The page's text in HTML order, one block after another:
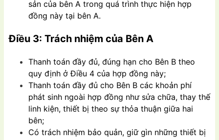
sản của bên A trong quá trình thực hiện hợp
đồng này tại bên A.
Điều 3: Trách nhiệm của Bên A
Thanh toán đầy đủ, đúng hạn cho Bên B theo
quy định ở Điều 4 của hợp đồng này;
Thanh toán đầy đủ cho Bên B các khoản phí
phát sinh ngoài hợp đồng như sửa chữa, thay thế
linh kiện, thiết bị theo sự thỏa thuận giữa hai
bên;
Có trách nhiệm bảo quản, giữ gìn những thiết bị